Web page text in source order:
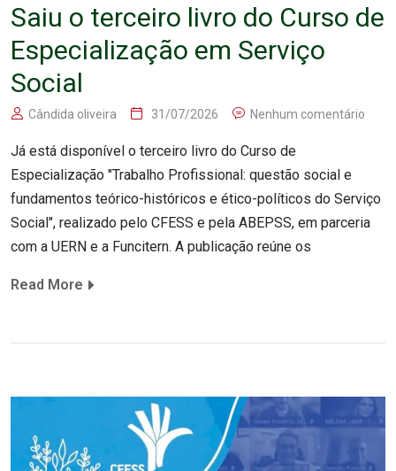
Saiu o terceiro livro do Curso de
Especialização em Serviço
Social
Cândida oliveira 31/07/2026 Nenhum comentário
Já está disponível o terceiro livro do Curso de
Especialização "Trabalho Profissional: questão social e
fundamentos teórico-históricos e ético-políticos do Serviço
Social", realizado pelo CFESS e pela ABEPSS, em parceria
com a UERN e a Funcitern. A publicação reúne os
Read More